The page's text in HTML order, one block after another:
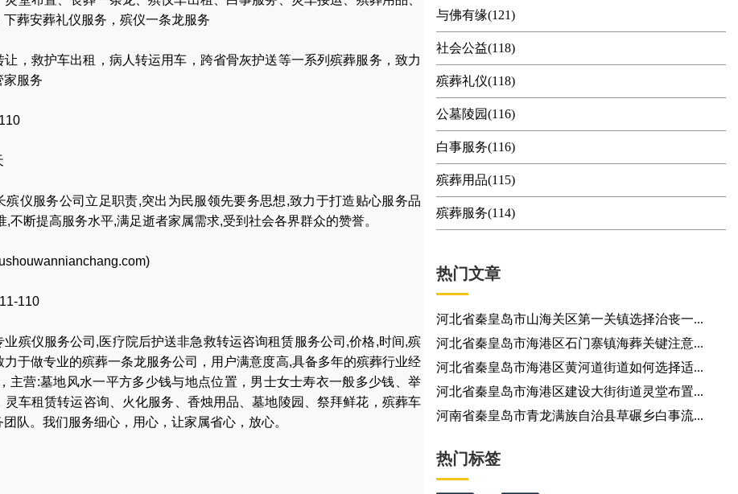
下葬安葬礼仪服务 ， 殡仪一条龙服务
让 ， 救护车出租 ， 病人转运用车 ， 跨省骨灰护送等一系列殡葬服务， 致力
家服务
殡仪服务公司立足职责,突出为民服领先要务思想,致力于打造贴心服务品
不断提高服务水平,满足逝者家属需求,受到社会各界群众的赞誉。
)
110
业殡仪服务公司 ,医疗院后护送非急救转运咨询租赁服务公司 ,价格,时间,殡
力于做专业的殡葬一条龙服务公司
，用户满意度高,具备多年的殡葬行业经
主营:墓地风水一平方多少钱与地点位置 ， 男士女士寿衣一般多少钱 、举
灵车租赁转运咨询 火化服务 香烛用品 、墓地陵园 、祭拜鲜花 ， 殡葬车
团队 。我们服务细心，用心，让家属省心，放心。
与佛有缘(121)
社会公益(118)
殡葬礼仪(118)
公墓陵园(116)
白事服务(116)
殡葬用品(115)
殡葬服务(114)
热门文章
河北省秦皇岛市山海关区第一关镇选择治丧一...
河北省秦皇岛市海港区石门寨镇海葬关键注意...
河北省秦皇岛市海港区黄河道街道如何选择适...
河北省秦皇岛市海港区建设大街街道灵堂布置...
河南省秦皇岛市青龙满族自治县草碾乡白事流...
热门标签